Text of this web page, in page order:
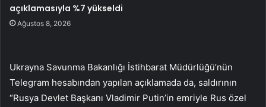
açıklamasıyla %7 yükseldi
Ağustos 8, 2026
Ukrayna Savunma Bakanlığı İstihbarat Müdürlüğü’nün
Telegram hesabından yapılan açıklamada da, saldırının
“Rusya Devlet Başkanı Vladimir Putin’in emriyle Rus özel